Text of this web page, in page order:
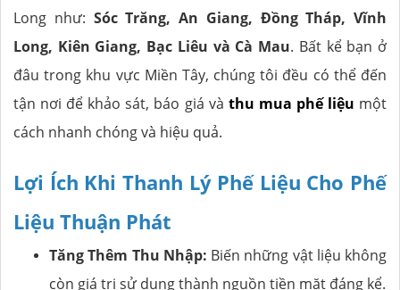
Long như: Sóc Trăng, An Giang, Đồng Tháp, Vĩnh
Long, Kiên Giang, Bạc Liêu và Cà Mau. Bất kể bạn ở
đâu trong khu vực Miền Tây, chúng tôi đều có thể đến
tận nơi để khảo sát, báo giá và thu mua phế liệu một
cách nhanh chóng và hiệu quả.
Lợi Ích Khi Thanh Lý Phế Liệu Cho Phế
Liệu Thuận Phát
Tăng Thêm Thu Nhập: Biến những vật liệu không
còn giá trị sử dụng thành nguồn tiền mặt đáng kể.